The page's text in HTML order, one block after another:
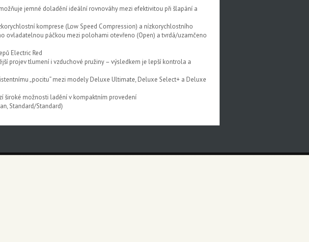
jemné doladění ideální rovnováhy mezi efektivitou při šlapání a
komprese (Low Speed Compression) a nízkorychlostního
ovladatelnou páčkou mezi polohami otevřeno (Open) a tvrdá/uzamčeno
Electric Red
projev tlumení i vzduchové pružiny – výsledkem je lepší kontrola a
„pocitu“ mezi modely Deluxe Ultimate, Deluxe Select+ a Deluxe
široké možnosti ladění v kompaktním provedení
Standard/Standard)